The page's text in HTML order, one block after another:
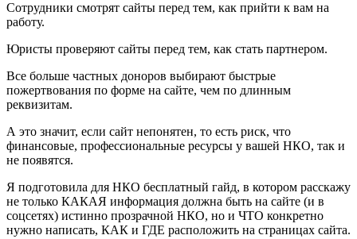
Сотрудники смотрят сайты перед тем, как прийти к вам на
работу.
Юристы проверяют сайты перед тем, как стать партнером.
Все больше частных доноров выбирают быстрые
пожертвования по форме на сайте, чем по длинным
реквизитам.
А это значит, если сайт непонятен, то есть риск, что
финансовые, профессиональные ресурсы у вашей НКО, так и
не появятся.
Я подготовила для НКО бесплатный гайд, в котором расскажу
не только КАКАЯ информация должна быть на сайте (и в
соцсетях) истинно прозрачной НКО, но и ЧТО конкретно
нужно написать, КАК и ГДЕ расположить на страницах сайта.